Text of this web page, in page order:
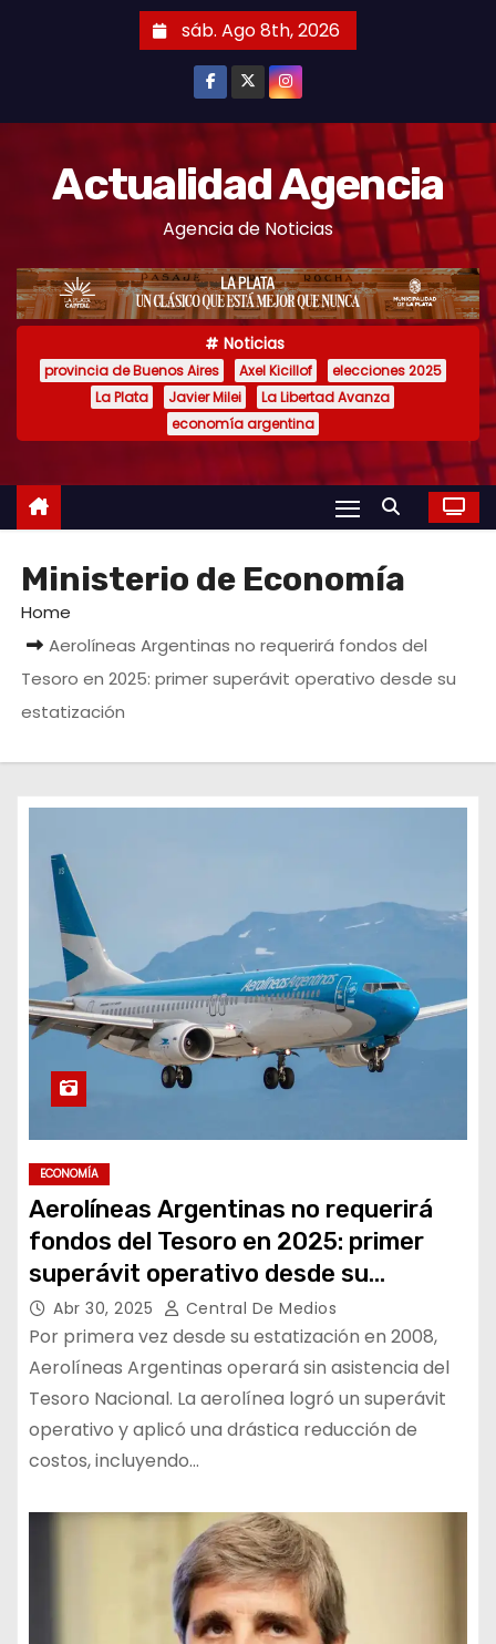
sáb. Ago 8th, 2026
Actualidad Agencia
Agencia de Noticias
Noticias
provincia de Buenos Aires Axel Kicillof
elecciones 2025
La Plata
Javier Milei
La Libertad Avanza
economía argentina
Ministerio de Economía
Home
Aerolíneas Argentinas no requerirá fondos del
Tesoro en 2025: primer superávit operativo desde su
estatización
ECONOMÍA
Aerolíneas Argentinas no requerirá
fondos del Tesoro en 2025: primer
superávit operativo desde su
estatización
Abr 30, 2025 Central De Medios
Por primera vez desde su estatización en 2008,
Aerolíneas Argentinas operará sin asistencia del
Tesoro Nacional. La aerolínea logró un superávit
operativo y aplicó una drástica reducción de
costos, incluyendo…